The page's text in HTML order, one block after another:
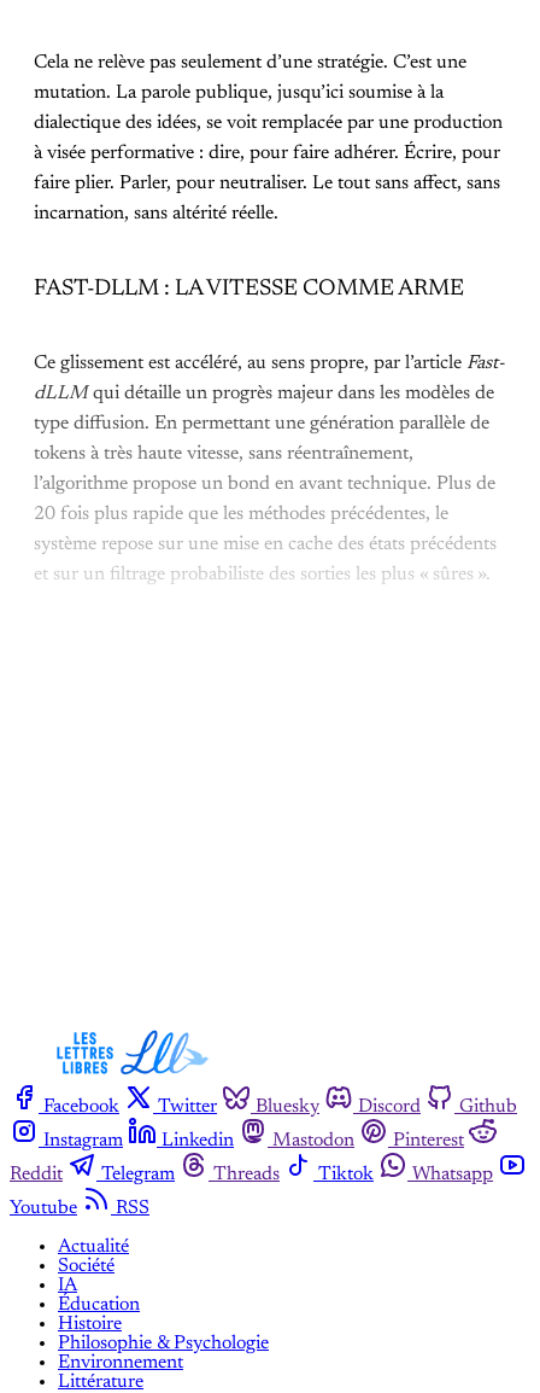
Cela ne relève pas seulement d’une stratégie. C’est une
mutation. La parole publique, jusqu’ici soumise à la
dialectique des idées, se voit remplacée par une production
à visée performative : dire, pour faire adhérer. Écrire, pour
faire plier. Parler, pour neutraliser. Le tout sans affect, sans
incarnation, sans altérité réelle.
FAST-DLLM : LA VITESSE COMME ARME
Ce glissement est accéléré, au sens propre, par l’article Fast-
dLLM qui détaille un progrès majeur dans les modèles de
type diffusion. En permettant une génération parallèle de
tokens à très haute vitesse, sans réentraînement,
l’algorithme propose un bond en avant technique. Plus de
20 fois plus rapide que les méthodes précédentes, le
système repose sur une mise en cache des états précédents
et sur un filtrage probabiliste des sorties les plus « sûres ».
Facebook Twitter Bluesky Discord
Github
Instagram
Linkedin Mastodon
Pinterest
Reddit
Telegram Threads Tiktok
Whatsapp
Youtube
RSS
Actualité
Société
IA
Éducation
Histoire
Philosophie & Psychologie
Environnement
Littérature